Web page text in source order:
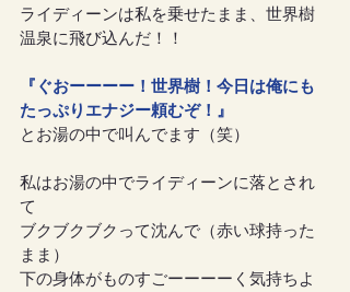
ライディーンは私を乗せたまま、世界樹
温泉に飛び込んだ！！
『ぐおーーーー！世界樹！今日は俺にも
たっぷりエナジー頼むぞ！』
とお湯の中で叫んでます（笑）
私はお湯の中でライディーンに落とされ
て
ブクブクブクって沈んで（赤い球持った
まま）
下の身体がものすごーーーーく気持ちよ